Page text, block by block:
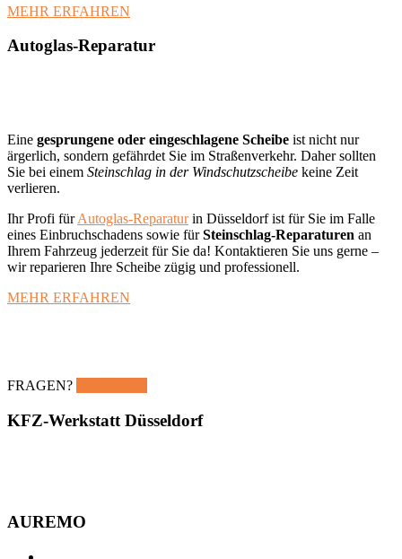
MEHR ERFAHREN
Autoglas-Reparatur
Eine gesprungene oder eingeschlagene Scheibe ist nicht nur
ärgerlich, sondern gefährdet Sie im Straßenverkehr. Daher sollten
Sie bei einem Steinschlag in der Windschutzscheibe keine Zeit
verlieren.
Ihr Profi fürAutoglas-Reparaturin Düsseldorf ist für Sie im Falle
eines Einbruchschadens sowie fürSteinschlag-Reparaturen an
Ihrem Fahrzeug jederzeit für Sie da! Kontaktieren Sie uns gerne –
wir reparieren Ihre Scheibe zügig und professionell.
MEHR ERFAHREN
FRAGEN?
KFZ-Werkstatt Düsseldorf
AUREMO